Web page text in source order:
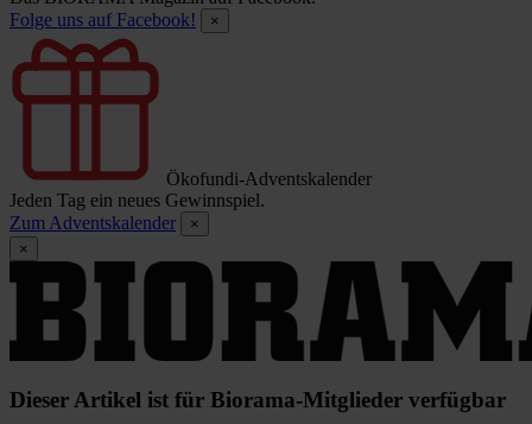
Folge uns auf Facebook!
×
Ökofundi-Adventskalender
Jeden Tag ein neues Gewinnspiel.
Zum Adventskalender
×
×
Dieser Artikel ist für Biorama-Mitglieder verfügbar